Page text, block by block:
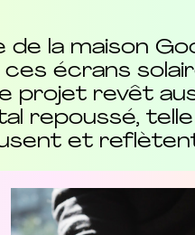
la maison
ces écrans
projet revêt
repoussé, telle
et